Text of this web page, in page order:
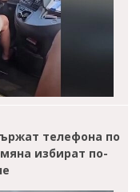
телефона по
избират по-